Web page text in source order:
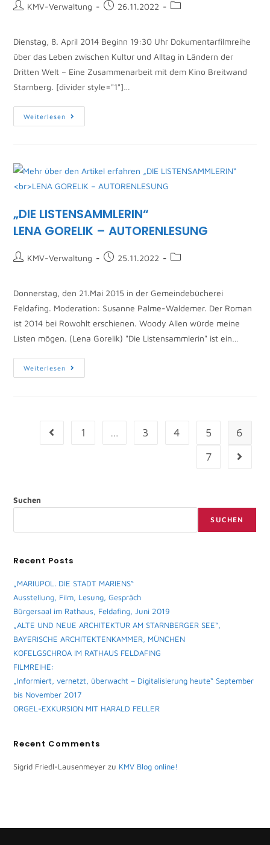
KMV-Verwaltung 26.11.2022
Dienstag, 8. April 2014 Beginn 19:30 Uhr Dokumentarfilmreihe
über das Leben zwischen Kultur und Alltag in Ländern der
Dritten Welt – Eine Zusammenarbeit mit dem Kino Breitwand
Starnberg. [divider style="1"]…
Weiterlesen
„DIE LISTENSAMMLERIN“
LENA GORELIK – AUTORENLESUNG
KMV-Verwaltung 25.11.2022
Donnerstag, den 21.Mai 2015 in der Gemeindebücherei
Feldafing. Moderation: Susanne Palme-Waldemer. Der Roman
ist 2014 bei Rowohlt erschienen. Woody Allen würde meine
Listen mögen. (Lena Gorelik) "Die Listensammlerin" ist ein…
Weiterlesen
1 … 3 4 5
6
7
Suchen
SUCHEN
Recent Posts
„MARIUPOL. DIE STADT MARIENS“
Ausstellung, Film, Lesung, Gespräch
Bürgersaal im Rathaus, Feldafing, Juni 2019
„ALTE UND NEUE ARCHITEKTUR AM STARNBERGER SEE“,
BAYERISCHE ARCHITEKTENKAMMER, MÜNCHEN
KOFELGSCHROA IM RATHAUS FELDAFING
FILMREIHE:
„Informiert, vernetzt, überwacht – Digitalisierung heute“ September
bis November 2017
ORGEL-EXKURSION MIT HARALD FELLER
Recent Comments
Sigrid Friedl-Lausenmeyer zu KMV Blog online!